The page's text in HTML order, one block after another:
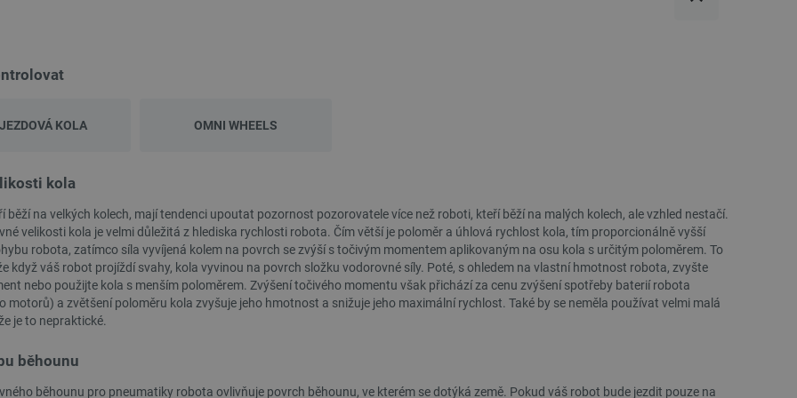
KOLA OMNI WHEELS
kola
běží na velkých kolech, mají tendenci upoutat pozornost pozorovatele více než roboti, kteří běží na malých kolech, ale vzhled nestačí.
velikosti kola je velmi důležitá z hlediska rychlosti robota. Čím větší je poloměr a úhlová rychlost kola, tím proporcionálně vyšší
robota, zatímco síla vyvíjená kolem na povrch se zvýší s točivým momentem aplikovaným na osu kola s určitým poloměrem. To
když váš robot projíždí svahy, kola vyvinou na povrch složku vodorovné síly. Poté, s ohledem na vlastní hmotnost robota, zvyšte
nebo použijte kola s menším poloměrem. Zvýšení točivého momentu však přichází za cenu zvýšení spotřeby baterií robota
motorů) a zvětšení poloměru kola zvyšuje jeho hmotnost a snižuje jeho maximální rychlost. Také by se neměla používat velmi malá
je to nepraktické.
běhounu
běhounu pro pneumatiky robota ovlivňuje povrch běhounu, ve kterém se dotýká země. Pokud váš robot bude jezdit pouze na
jedná o náhodně vygenerované číslo, jeho použití může být specifické pro
.botland.cz
botland.cz
9 minut
Tento soubor cookie se používá k ukládání kritických uživatelských údajů pro
zvýšení výkonnosti a funkčnosti webových stránek, což zajišťuje více
personalizované uživatelské zkušenosti.
botland.cz
52 sekund
Tento soubor cookie slouží k uložení identifikátoru pro účet, který je
momentálně přihlášen na webové stránce. Hraje klíčovou roli při umožnění
základních funkcí souvisejících s uživatelskými relacemi a správou účtů.
Místní úložiště